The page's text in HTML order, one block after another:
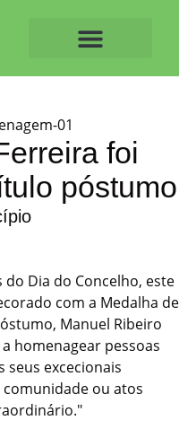
foi
póstumo
Dia do Concelho, este
com a Medalha de
Manuel Ribeiro
homenagear pessoas
seus excecionais
ou atos